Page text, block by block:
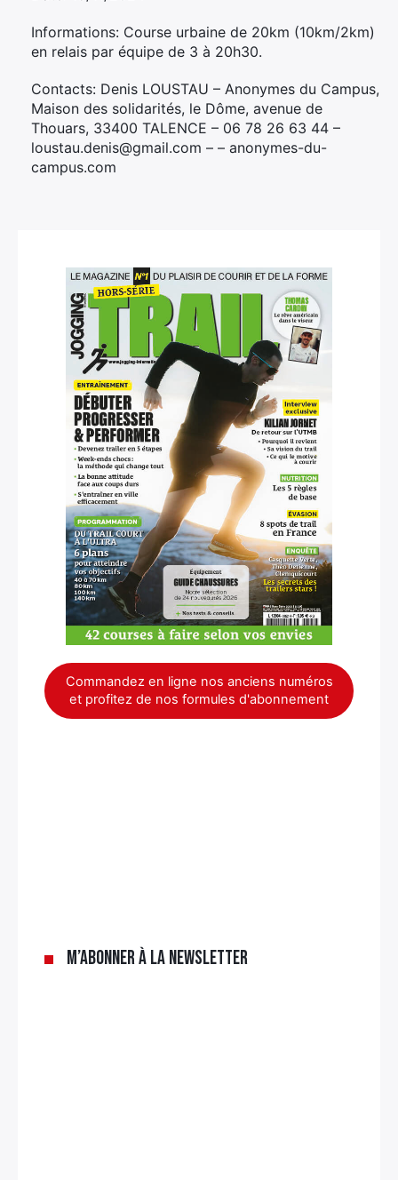
Informations: Course urbaine de 20km (10km/2km)
en relais par équipe de 3 à 20h30.
Contacts: Denis LOUSTAU – Anonymes du Campus,
Maison des solidarités, le Dôme, avenue de
Thouars, 33400 TALENCE – 06 78 26 63 44 –
loustau.denis@gmail.com – – anonymes-du-
campus.com
Commandez en ligne nos anciens numéros
et profitez de nos formules d'abonnement
M’abonner à la newsletter